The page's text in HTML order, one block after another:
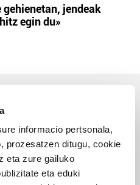
informacio pertsonala,
prozesatzen ditugu, cookie
eta zure gailuko
eta eduki
gehienetan, jendeak
egin du»